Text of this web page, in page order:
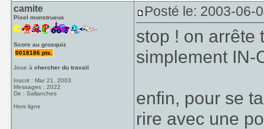
camite
Pixel monstrueux
Score au grosquiz
0018186 pts.
Joue àchercher du travail
Inscrit : Mar 21, 2003
Messages : 2022
De : Sallanches
Hors ligne
Posté le: 2003-06-
stop ! on arrête
simplement IN-
enfin, pour se
rire avec une